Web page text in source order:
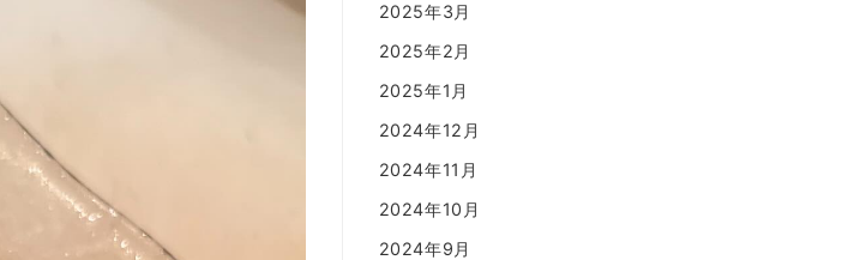
2025年3月
2025年2月
2025年1月
2024年12月
2024年11月
2024年10月
2024年9月